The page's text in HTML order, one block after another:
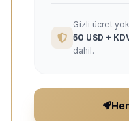
Gizli ücret
50 USD +
dahil.